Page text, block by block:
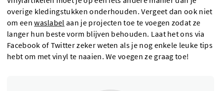
overige kledingstukken onderhouden. Vergeet dan ook niet
om eenwaslabel aan je projecten toe te voegen zodat ze
langer hun beste vorm blijven behouden. Laat het ons via
Facebook of Twitter zeker weten als je nog enkele leuke tips
hebt om met vinyl te naaien. We voegen ze graag toe!